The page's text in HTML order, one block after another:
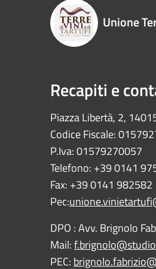
Unione
Recapiti e
Piazza Libertà, 2,
Codice Fiscale:
P.Iva: 01579270057
Telefono: +39 0141
Fax: +39 0141 982582
Pec:
DPO : Avv. Brignolo
Mail:
PEC: